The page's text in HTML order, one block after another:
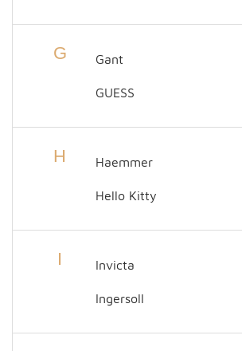
G Gant
GUESS
H Haemmer
Hello Kitty
I Invicta
Ingersoll